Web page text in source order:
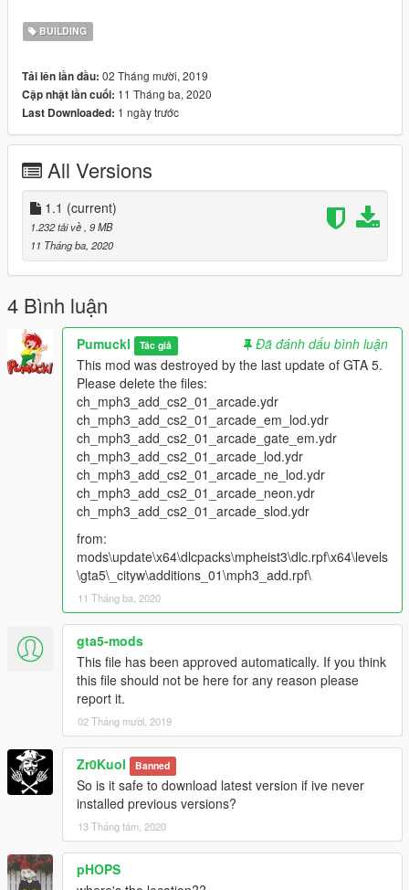
BUILDING
Tải lên lần đầu: 02 Tháng mười, 2019
Cập nhật lần cuối: 11 Tháng ba, 2020
Last Downloaded: 1 ngày trước
All Versions
1.1 (current)
1.232 tải về, 9 MB
11 Tháng ba, 2020
4 Bình luận
Pumuckl Tác giả
Đã đánh dấu bình luận
This mod was destroyed by the last update of GTA 5.
Please delete the files:
ch_mph3_add_cs2_01_arcade.ydr
ch_mph3_add_cs2_01_arcade_em_lod.ydr
ch_mph3_add_cs2_01_arcade_gate_em.ydr
ch_mph3_add_cs2_01_arcade_lod.ydr
ch_mph3_add_cs2_01_arcade_ne_lod.ydr
ch_mph3_add_cs2_01_arcade_neon.ydr
ch_mph3_add_cs2_01_arcade_slod.ydr
from:
mods\update\x64\dlcpacks\mpheist3\dlc.rpf\x64\levels
\gta5\_cityw\additions_01\mph3_add.rpf\
11 Tháng ba, 2020
gta5-mods
This file has been approved automatically. If you think
this file should not be here for any reason please
report it.
02 Tháng mười, 2019
Zr0Kuol Banned
So is it safe to download latest version if ive never
installed previous versions?
13 Tháng tám, 2020
pHOPS